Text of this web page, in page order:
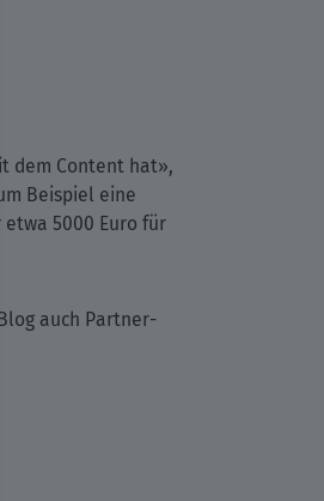
dem Content hat»,
Beispiel eine
5000 Euro für
auch Partner-